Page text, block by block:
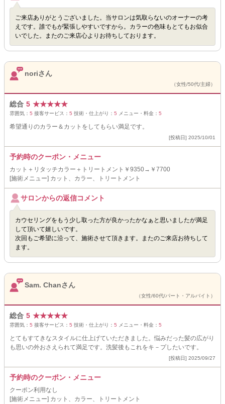
ご来店ありがとうございました。当サロンは気取らないのオーナーの考
えです。誰でもが緊張しやすいですから。カラーの色味もとてもお似合
いでした。またのご来店心よりお待ちしております。
noriさん
（女性/50代/主婦）
総合 5 ★★★★★
雰囲気： 5 接客サービス： 5 技術・仕上がり： 5 メニュー・料金： 5
希望通りのカラー＆カットをしてもらい満足です。
[投稿日] 2025/10/01
予約時のクーポン・メニュー
カット＋リタッチカラー＋トリートメント￥9350→￥7700
[施術メニュー] カット、カラー、トリートメント
サロンからの返信コメント
カウセリングをもう少し取った方が良かったかなぁと思いましたが満足
して頂いて嬉しいです。
次回もご希望に沿って、施術させて頂きます。またのご来店お待ちして
ます。
Sam. Chanさん
（女性/60代/パート・アルバイト）
総合 5 ★★★★★
雰囲気： 5 接客サービス： 5 技術・仕上がり： 5 メニュー・料金： 5
とてもすてきなスタイルに仕上げていただきました。悩みだった髪の広がり
も思いの外おさえられて満足です。洗髪後もこれをキ－プしたいです。
[投稿日] 2025/09/27
予約時のクーポン・メニュー
クーポン利用なし
[施術メニュー] カット、カラー、トリートメント